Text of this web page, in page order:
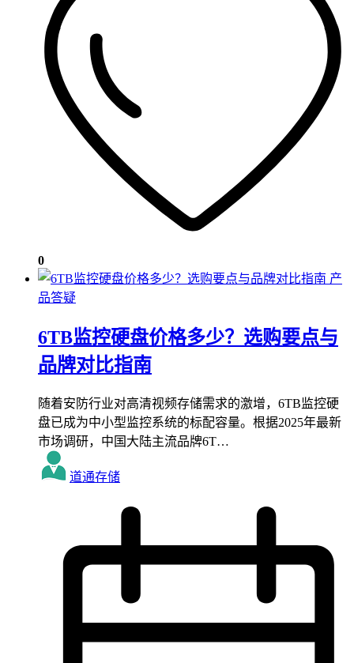
0
产
品答疑
6TB监控硬盘价格多少？选购要点与
品牌对比指南
随着安防行业对高清视频存储需求的激增，6TB监控硬
盘已成为中小型监控系统的标配容量。根据2025年最新
市场调研，中国大陆主流品牌6T…
道通存储